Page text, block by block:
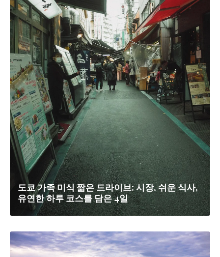
도쿄 가족 미식 짧은 드라이브: 시장, 쉬운 식사,
유연한 하루 코스를 담은 4일